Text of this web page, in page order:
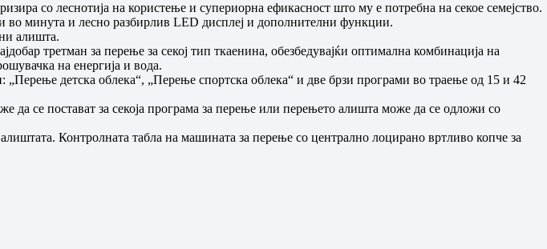
со леснотија на користење и супериорна ефикасност што му е потребна на секое семејство.
во минута и лесно разбирлив LED дисплеј и дополнителни функции.
алишта.
третман за перење за секој тип ткаенина, обезбедувајќи оптимална комбинација на
на енергија и вода.
детска облека“, „Перење спортска облека“ и две брзи програми во траење од 15 и 42
се постават за секоја програма за перење или перењето алишта може да се одложи со
Контролната табла на машината за перење со централно лоцирано вртливо копче за